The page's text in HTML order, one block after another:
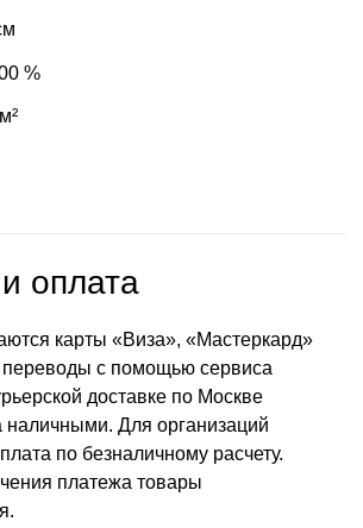
%
оплата
карты «Виза», «Мастеркард»
с помощью сервиса
доставке по Москве
наличными. Для организаций
по безналичному расчету.
платежа товары